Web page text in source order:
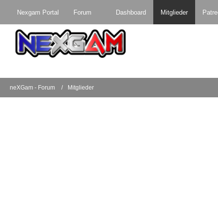
Nexgam Portal Forum Dashboard Mitglieder
neXGam - Forum Mitglieder